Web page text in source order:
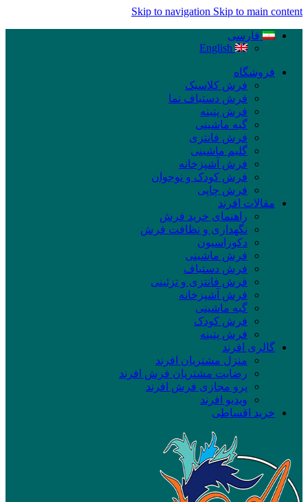
Skip to navigation Skip to main content
فارسی
English
فروشگاه
فرش کلاسیک
فرش دستباف نما
فرش پتینه
گبه ماشینی
فرش فانتزی
گلیم ماشینی
فرش آشپزخانه
فرش کودک و نوجوان
فرش چاپی
مقالات افرند
راهنمای خرید فرش
نگهداری و نظافت فرش
دکوراسیون
فرش ماشینی
فرش دستباف
فرش فانتزی و تزئینی
فرش آشپزخانه
گبه ماشینی
فرش کودک
فرش پتینه
گالری افرند
منزل مشتریان افرند
رضایت مشتریان فرش افرند
پرو مجازی فرش افرند
ویدیو افرند
خرید اقساطی